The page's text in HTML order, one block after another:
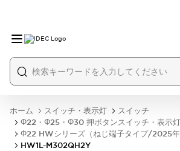
ホーム スイッチ・表示灯
スイッチ
Φ22・Φ25・Φ30 押ボタンスイッチ・表示灯
Φ22 HWシリーズ（ねじ端子タイプ/2025
HW1L-M302QH2Y